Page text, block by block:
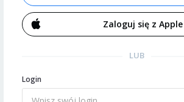
Zaloguj się z Apple
LUB
Login